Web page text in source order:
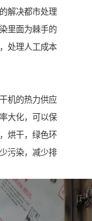
解决都市处理
里面为棘手的
处理人工成本
机的热力供应
大化，可以保
烘干，绿色环
污染，减少排